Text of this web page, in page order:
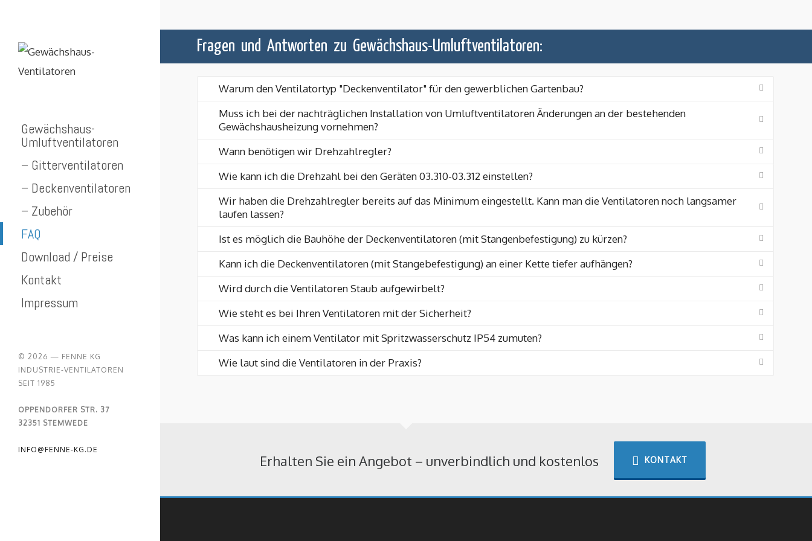
Gewächshaus-
Umluftventilatoren
– Gitterventilatoren
– Deckenventilatoren
– Zubehör
FAQ
Download / Preise
Kontakt
Impressum
© 2026 — FENNE KG
INDUSTRIE-VENTILATOREN
SEIT 1985
OPPENDORFER STR. 37
32351 STEMWEDE
INFO@FENNE-KG.DE
Fragen und Antworten zu Gewächshaus-Umluftventilatoren:
Warum den Ventilatortyp "Deckenventilator" für den gewerblichen Gartenbau?
Muss ich bei der nachträglichen Installation von Umluftventilatoren Änderungen an der bestehenden
Gewächshausheizung vornehmen?
Wann benötigen wir Drehzahlregler?
Wie kann ich die Drehzahl bei den Geräten 03.310-03.312 einstellen?
Wir haben die Drehzahlregler bereits auf das Minimum eingestellt. Kann man die Ventilatoren noch langsamer
laufen lassen?
Ist es möglich die Bauhöhe der Deckenventilatoren (mit Stangenbefestigung) zu kürzen?
Kann ich die Deckenventilatoren (mit Stangebefestigung) an einer Kette tiefer aufhängen?
Wird durch die Ventilatoren Staub aufgewirbelt?
Wie steht es bei Ihren Ventilatoren mit der Sicherheit?
Was kann ich einem Ventilator mit Spritzwasserschutz IP54 zumuten?
Wie laut sind die Ventilatoren in der Praxis?
Erhalten Sie ein Angebot – unverbindlich und kostenlos KONTAKT